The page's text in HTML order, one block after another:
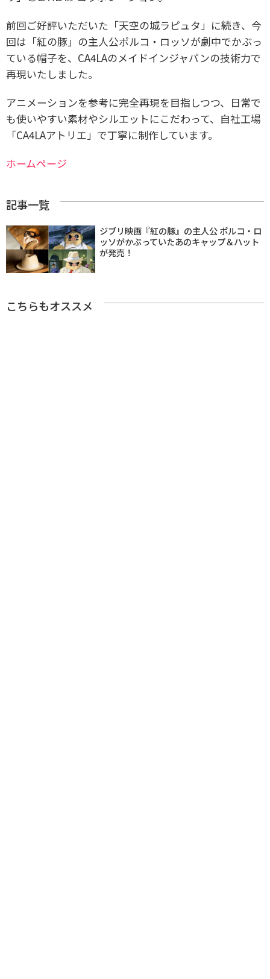
前回ご好評いただいた「天空の城ラピュタ」に続き、今
回は「紅の豚」の主人公ポルコ・ロッソが劇中でかぶっ
ている帽子を、CA4LAのメイドインジャパンの技術力で
再現いたしました。
アニメーションを参考に完全再現を目指しつつ、日常で
も使いやすい素材やシルエットにこだわって、自社工場
「CA4LAアトリエ」で丁寧に制作しています。
ホームページ
記事一覧
ジブリ映画『紅の豚』の主人公 ポルコ・ロ
ッソがかぶっていたあのキャップ＆ハット
が発売！
こちらもオススメ